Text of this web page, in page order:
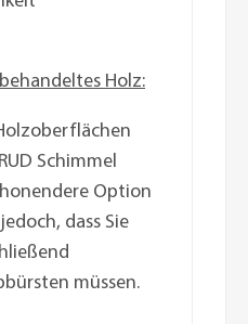
Holz:
Schimmel
Option
dass Sie
müssen.